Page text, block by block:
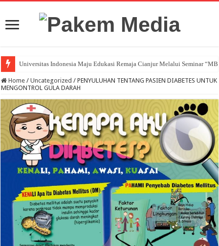
Universitas Indonesia Maju Edukasi Remaja Cianjur Melalui Seminar
Home / Uncategorized / PENYULUHAN TENTANG PASIEN DIABETES UNTUK
MENGONTROL GULA DARAH